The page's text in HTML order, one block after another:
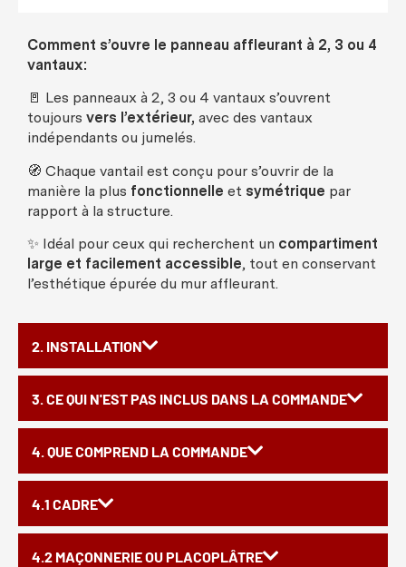
2. INSTALLATION
3. CE QUI N'EST PAS INCLUS DANS LA COMMANDE
4. QUE COMPREND LA COMMANDE
4.1 CADRE
4.2 MAÇONNERIE OU PLACOPLÂTRE
Comment s’ouvre le panneau affleurant à 2, 3 ou 4
vantaux:
🚪 Les panneaux à 2, 3 ou 4 vantaux s’ouvrent
toujours vers l’extérieur, avec des vantaux
indépendants ou jumelés.
🧭 Chaque vantail est conçu pour s’ouvrir de la
manière la plus fonctionnelle et symétrique par
rapport à la structure.
✨ Idéal pour ceux qui recherchent un compartiment
large et facilement accessible, tout en conservant
l’esthétique épurée du mur affleurant.